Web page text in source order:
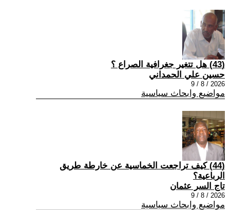
(43) هل تتغير جغرافية الصراع ؟
حسين علي الحمداني
2026 / 8 / 9
مواضيع وابحاث سياسية
(44) كيف تراجعت الخماسية عن خارطة طريق
الرباعية؟
تاج السر عثمان
2026 / 8 / 9
مواضيع وابحاث سياسية